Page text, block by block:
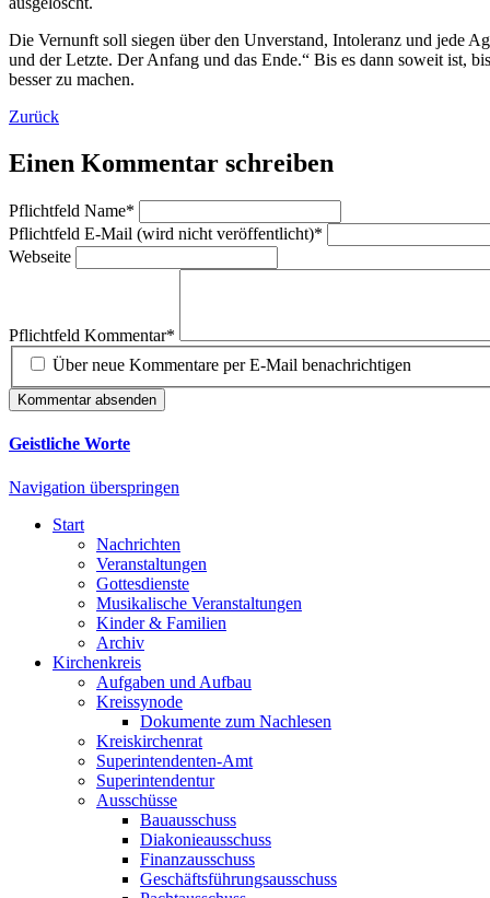
Die Vernunft soll siegen über den Unverstand, Intoleranz und jede
und der Letzte. Der Anfang und das Ende.“ Bis es dann soweit ist,
besser zu machen.
Zurück
Einen Kommentar schreiben
Pflichtfeld Name*
Pflichtfeld E-Mail (wird nicht veröffentlicht)*
Webseite
Pflichtfeld Kommentar*
Über neue Kommentare per E-Mail benachrichtigen
Kommentar absenden
Geistliche Worte
Navigation überspringen
Start
Nachrichten
Veranstaltungen
Gottesdienste
Musikalische Veranstaltungen
Kinder & Familien
Archiv
Kirchenkreis
Aufgaben und Aufbau
Kreissynode
Dokumente zum Nachlesen
Kreiskirchenrat
Superintendenten-Amt
Superintendentur
Ausschüsse
Bauausschuss
Diakonieausschuss
Finanzausschuss
Geschäftsführungsausschuss